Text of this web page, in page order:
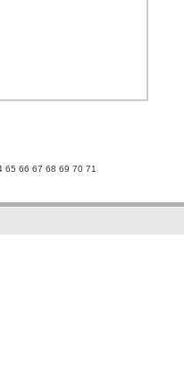
65 66 67 68 69 70 71